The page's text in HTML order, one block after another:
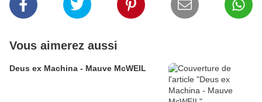
Vous aimerez aussi
Deus ex Machina - Mauve McWEIL